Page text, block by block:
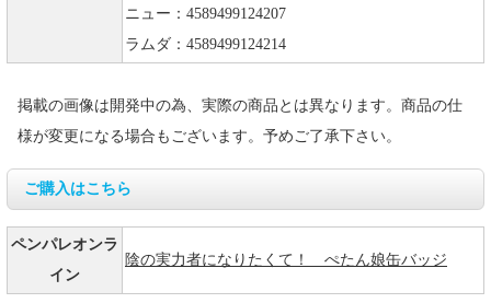
ニュー：4589499124207
ラムダ：4589499124214
掲載の画像は開発中の為、実際の商品とは異なります。商品の仕
様が変更になる場合もございます。予めご了承下さい。
ご購入はこちら
ペンパレオンラ
イン
陰の実力者になりたくて！ ぺたん娘缶バッジ